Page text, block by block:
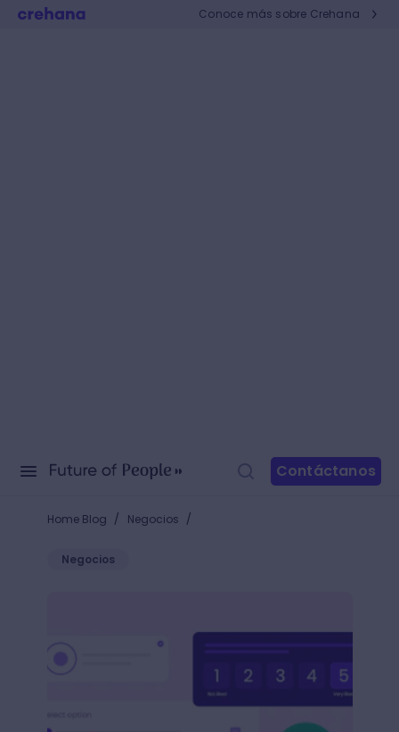
Conoce más sobre Crehana
Contáctanos
Home Blog / Negocios /
Negocios